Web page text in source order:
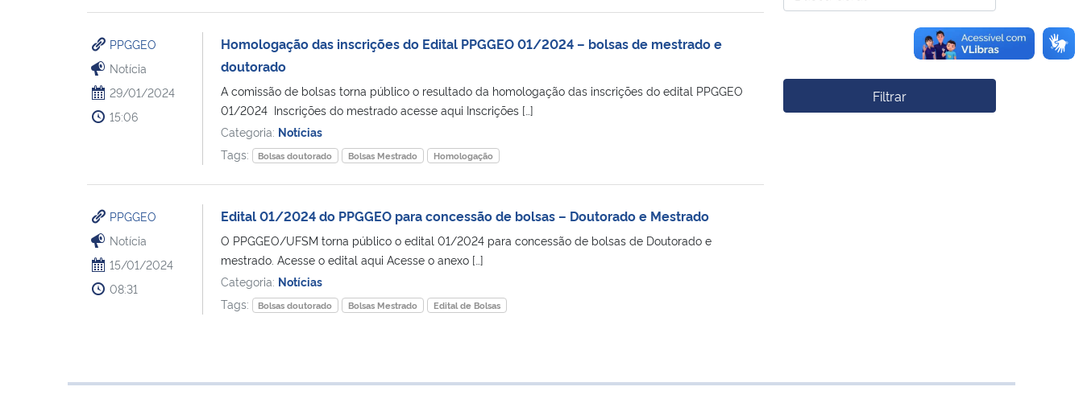
PPGGEO
Notícia
29/01/2024
15:06
Homologação das inscrições do Edital PPGGEO 01/2024 – bolsas de mestrado e
doutorado
A comissão de bolsas torna público o resultado da homologação das inscrições do edital PPGGEO
01/2024 Inscrições do mestrado acesse aqui Inscrições […]
Categoria: Notícias
Tags:
Bolsas doutorado Bolsas Mestrado Homologação
PPGGEO
Notícia
15/01/2024
08:31
Edital 01/2024 do PPGGEO para concessão de bolsas – Doutorado e Mestrado
O PPGGEO/UFSM torna público o edital 01/2024 para concessão de bolsas de Doutorado e
mestrado. Acesse o edital aqui Acesse o anexo […]
Categoria: Notícias
Tags:
Bolsas doutorado Bolsas Mestrado Edital de Bolsas
Filtrar